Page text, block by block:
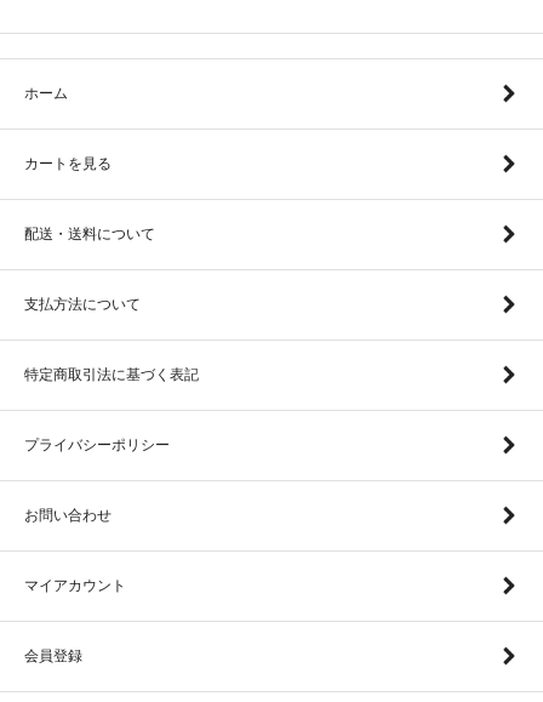
ホーム
カートを見る
配送・送料について
支払方法について
特定商取引法に基づく表記
プライバシーポリシー
お問い合わせ
マイアカウント
会員登録